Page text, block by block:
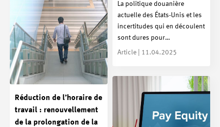
La politique douanière
actuelle des États-Unis et les
incertitudes qui en découlent
sont dures pour…
Article | 11.04.2025
Réduction de l’horaire de
travail : renouvellement
de la prolongation de la